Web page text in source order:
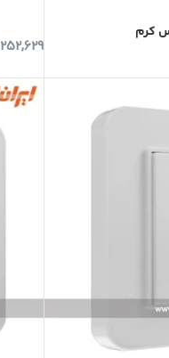
252,629